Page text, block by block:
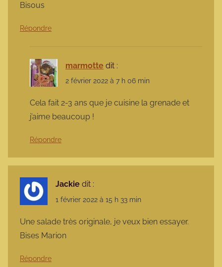
Bisous
Répondre
marmotte dit :
2 février 2022 à 7 h 06 min
Cela fait 2-3 ans que je cuisine la grenade et
j’aime beaucoup !
Répondre
Jackie dit :
1 février 2022 à 15 h 33 min
Une salade très originale, je veux bien essayer.
Bises Marion
Répondre